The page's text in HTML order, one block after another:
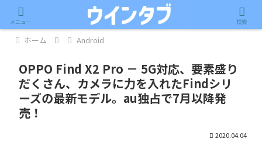
記事内に広告が含まれています。
ホーム Android
OPPO Find X2 Pro － 5G対応、要素盛り
だくさん、カメラに力を入れたFindシリ
ーズの最新モデル。au独占で7月以降発
売！
2020.04.04
メニュー 検索